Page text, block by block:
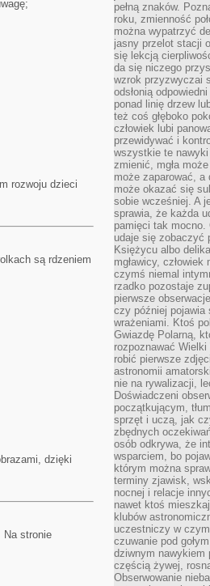
rozwoju dzieci
są rdzeniem
dzięki
Na stronie
pełną znaków.
roku, zmienność
można wypatrzyć
jasny przelot stacji
się lekcją
da się niczego
wzrok przyzwyczai
odsłonią
ponad linię drzew
też coś głęboko
człowiek lubi
przewidywać i
wszystkie te nawyki
zmienić, mgła
może zaparować, a
może okazać się
sobie wcześniej. A
sprawia, że każda
pamięci tak mocno.
udaje się zobaczyć
Księżycu albo
mgławicy,
czymś niemal
rzadko pozostaje
pierwsze
czy później pojawia
wrażeniami. Ktoś
Gwiazdę Polarną,
rozpoznawać
robić pierwsze
astronomii
nie na rywalizacji,
Doświadczeni
początkującym,
sprzęt i uczą, jak
zbędnych
osób odkrywa, że
wsparciem, bo
którym można
terminy zjawisk,
nocnej i relacje
nawet ktoś
klubów
uczestniczy w
czuwanie pod
dziwnym nawykiem
częścią żywej,
Obserwowanie